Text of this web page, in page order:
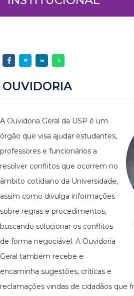
OUVIDORIA
A Ouvidoria Geral da USP é um
órgão que visa ajudar estudantes,
professores e funcionários a
resolver conflitos que ocorrem no
âmbito cotidiano da Universidade,
assim como divulga informações
sobre regras e procedimentos,
buscando solucionar os conflitos
de forma negociável. A Ouvidoria
Geral também recebe e
encaminha sugestões, críticas e
reclamações vindas de cidadãos que